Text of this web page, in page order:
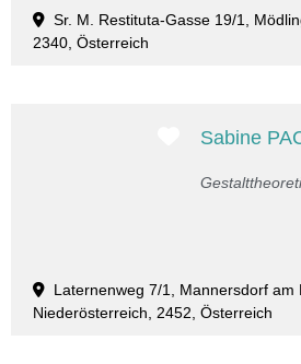
Sr. M. Restituta-Gasse 19/1,
2340, Österreich
Favorit
Sabine
Laternenweg 7/1, Mannersdorf am
Niederösterreich, 2452, Österreich